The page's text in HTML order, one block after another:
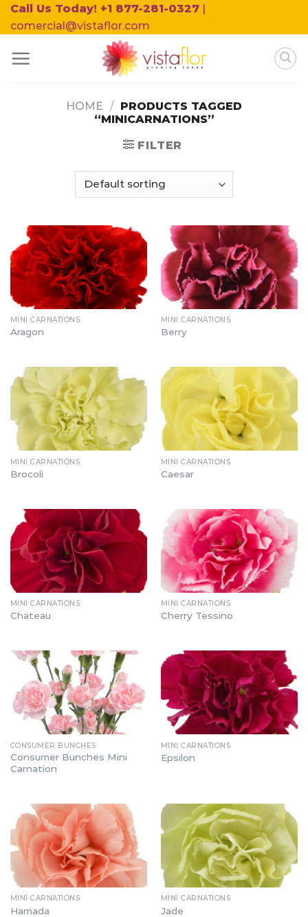
Skip
to
Call Us Today! +1 877-281-0327 |
comercial@vistaflor.com
HOME / PRODUCTS TAGGED
“MINICARNATIONS”
FILTER
MINI CARNATIONS
Aragon
MINI CARNATIONS
Berry
MINI CARNATIONS
Brocoli
MINI CARNATIONS
Caesar
MINI CARNATIONS
Chateau
MINI CARNATIONS
Cherry Tessino
CONSUMER BUNCHES
Consumer Bunches Mini
Carnation
MINI CARNATIONS
Epsilon
MINI CARNATIONS
Hamada
MINI CARNATIONS
Jade